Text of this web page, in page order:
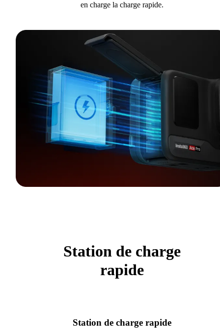
en charge la charge rapide.
Station de charge
rapide
Station de charge rapide